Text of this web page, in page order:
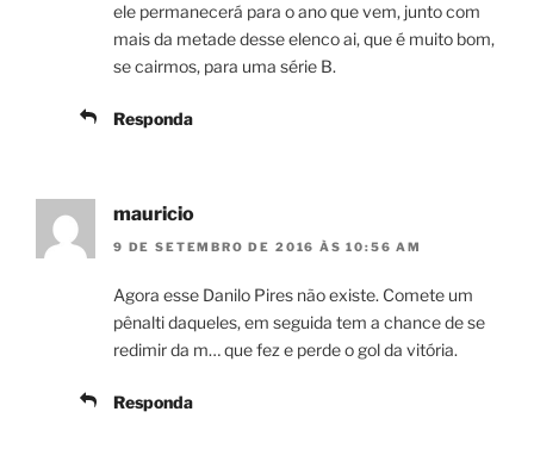
ele permanecerá para o ano que vem, junto com
mais da metade desse elenco ai, que é muito bom,
se cairmos, para uma série B.
Responda
mauricio
9 DE SETEMBRO DE 2016 ÀS 10:56 AM
Agora esse Danilo Pires não existe. Comete um
pênalti daqueles, em seguida tem a chance de se
redimir da m… que fez e perde o gol da vitória.
Responda